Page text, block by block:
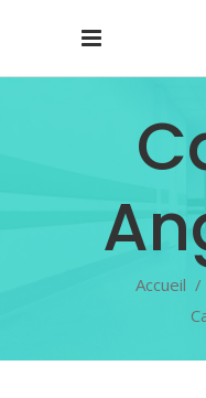
Accueil /